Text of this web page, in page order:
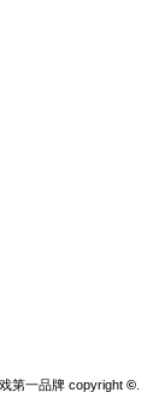
第一品牌 copyright ©.